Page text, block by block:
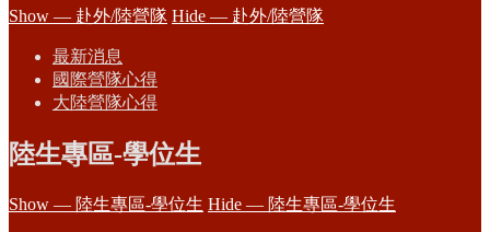
Show — 赴外/陸營隊 Hide — 赴外/陸營隊
最新消息
國際營隊心得
大陸營隊心得
陸生專區-學位生
Show — 陸生專區-學位生 Hide — 陸生專區-學位生